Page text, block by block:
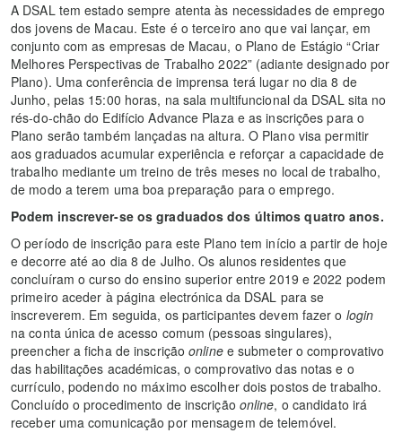
A DSAL tem estado sempre atenta às necessidades de emprego
dos jovens de Macau. Este é o terceiro ano que vai lançar, em
conjunto com as empresas de Macau, o Plano de Estágio “Criar
Melhores Perspectivas de Trabalho 2022” (adiante designado por
Plano). Uma conferência de imprensa terá lugar no dia 8 de
Junho, pelas 15:00 horas, na sala multifuncional da DSAL sita no
rés-do-chão do Edifício Advance Plaza e as inscrições para o
Plano serão também lançadas na altura. O Plano visa permitir
aos graduados acumular experiência e reforçar a capacidade de
trabalho mediante um treino de três meses no local de trabalho,
de modo a terem uma boa preparação para o emprego.
Podem inscrever-se os graduados dos últimos quatro anos.
O período de inscrição para este Plano tem início a partir de hoje
e decorre até ao dia 8 de Julho. Os alunos residentes que
concluíram o curso do ensino superior entre 2019 e 2022 podem
primeiro aceder à página electrónica da DSAL para se
inscreverem. Em seguida, os participantes devem fazer o login
na conta única de acesso comum (pessoas singulares),
preencher a ficha de inscriçãoonlinee submeter o comprovativo
das habilitações académicas, o comprovativo das notas e o
currículo, podendo no máximo escolher dois postos de trabalho.
Concluído o procedimento de inscrição online, o candidato irá
receber uma comunicação por mensagem de telemóvel.